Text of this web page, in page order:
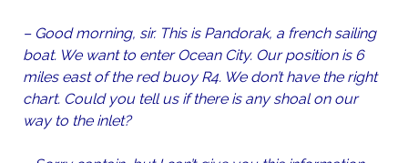
– Good morning, sir. This is Pandorak, a french sailing
boat. We want to enter Ocean City. Our position is 6
miles east of the red buoy R4. We don’t have the right
chart. Could you tell us if there is any shoal on our
way to the inlet?